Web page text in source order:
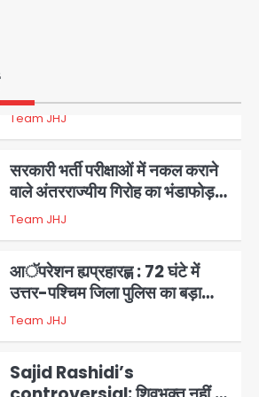
वाले गिरोह का भंडाफोड़
Team JHJ
सरकारी भर्ती परीक्षाओं में नकल कराने
वाले अंतरराज्यीय गिरोह का भंडाफोड़,
मास्टरमाइंड समेत 7 गिरफ्तार
Team JHJ
आॅपरेशन ह्यप्रहारह्ण : 72 घंटे में
उत्तर-पश्चिम जिला पुलिस का बड़ा
एक्शन
Team JHJ
Sajid Rashidi’s
controversial: शिवभक्त नहीं,